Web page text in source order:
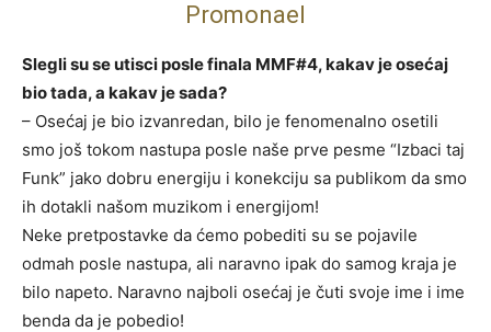
Promonael
Slegli su se utisci posle finala MMF#4, kakav je osećaj
bio tada, a kakav je sada?
– Osećaj je bio izvanredan, bilo je fenomenalno osetili
smo još tokom nastupa posle naše prve pesme “Izbaci taj
Funk” jako dobru energiju i konekciju sa publikom da smo
ih dotakli našom muzikom i energijom!
Neke pretpostavke da ćemo pobediti su se pojavile
odmah posle nastupa, ali naravno ipak do samog kraja je
bilo napeto. Naravno najboli osećaj je čuti svoje ime i ime
benda da je pobedio!